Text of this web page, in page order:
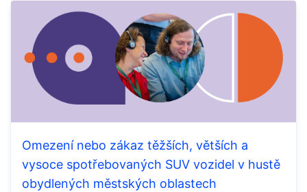
Omezení nebo zákaz těžších, větších a
vysoce spotřebovaných SUV vozidel v hustě
obydlených městských oblastech